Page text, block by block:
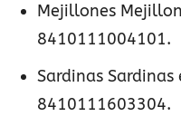
Mejillones
8410111004101.
Sardinas
8410111603304.